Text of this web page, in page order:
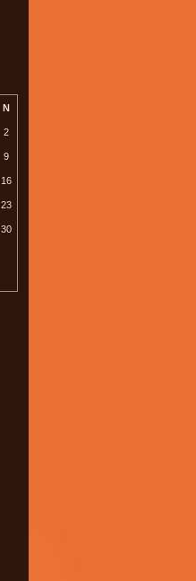
N
2
9
16
23
30